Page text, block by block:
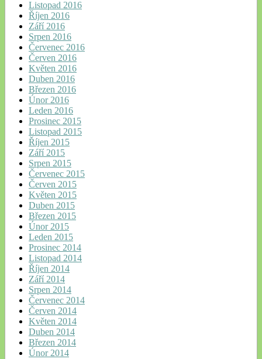
Listopad 2016
Říjen 2016
Září 2016
Srpen 2016
Červenec 2016
Červen 2016
Květen 2016
Duben 2016
Březen 2016
Únor 2016
Leden 2016
Prosinec 2015
Listopad 2015
Říjen 2015
Září 2015
Srpen 2015
Červenec 2015
Červen 2015
Květen 2015
Duben 2015
Březen 2015
Únor 2015
Leden 2015
Prosinec 2014
Listopad 2014
Říjen 2014
Září 2014
Srpen 2014
Červenec 2014
Červen 2014
Květen 2014
Duben 2014
Březen 2014
Únor 2014